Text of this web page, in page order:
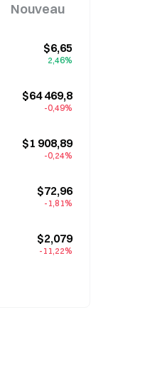
Nouveau
$6,65
2,46%
$64 469,8
-0,49%
$1 908,89
-0,24%
$72,96
-1,81%
$2,079
-11,22%